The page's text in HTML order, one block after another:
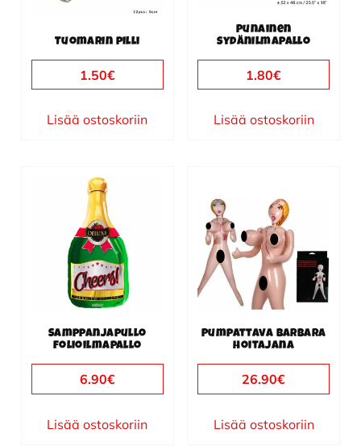
Tuomarin pilli
1.50€
Lisää ostoskoriin
Punainen
sydänilmapallo
1.80€
Lisää ostoskoriin
Samppanjapullo
folioilmapallo
6.90€
Lisää ostoskoriin
Pumpattava Barbara
hoitajana
26.90€
Lisää ostoskoriin